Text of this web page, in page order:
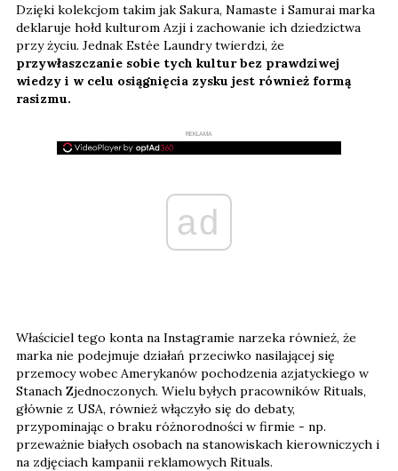
Dzięki kolekcjom takim jak Sakura, Namaste i Samurai marka
deklaruje hołd kulturom Azji i zachowanie ich dziedzictwa
przy życiu. Jednak Estée Laundry twierdzi, że
przywłaszczanie sobie tych kultur bez prawdziwej
wiedzy i w celu osiągnięcia zysku jest również formą
rasizmu.
REKLAMA
ad
Właściciel tego konta na Instagramie narzeka również, że
marka nie podejmuje działań przeciwko nasilającej się
przemocy wobec Amerykanów pochodzenia azjatyckiego w
Stanach Zjednoczonych. Wielu byłych pracowników Rituals,
głównie z USA, również włączyło się do debaty,
przypominając o braku różnorodności w firmie - np.
przeważnie białych osobach na stanowiskach kierowniczych i
na zdjęciach kampanii reklamowych Rituals.